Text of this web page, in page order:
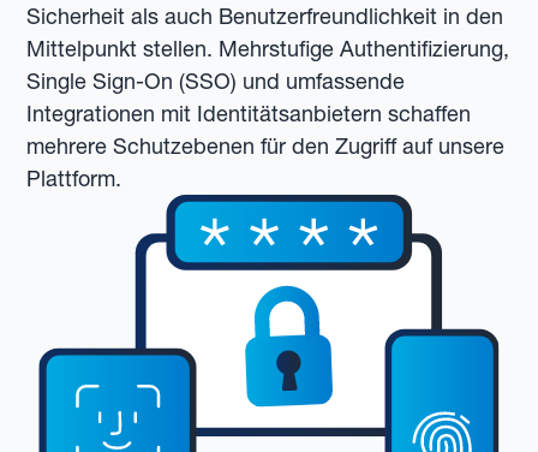
Sicherheit als auch Benutzerfreundlichkeit in den
Mittelpunkt stellen. Mehrstufige Authentifizierung,
Single Sign-On (SSO) und umfassende
Integrationen mit Identitätsanbietern schaffen
mehrere Schutzebenen für den Zugriff auf unsere
Plattform.